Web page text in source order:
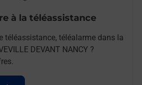
à la téléassistance
téléassistance, téléalarme dans la
DEVANT NANCY ?